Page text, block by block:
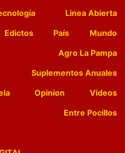
Linea Abierta
Edictos País
Mundo
Agro La Pampa
Suplementos Anuales
Opinion
Videos
Entre Pocillos